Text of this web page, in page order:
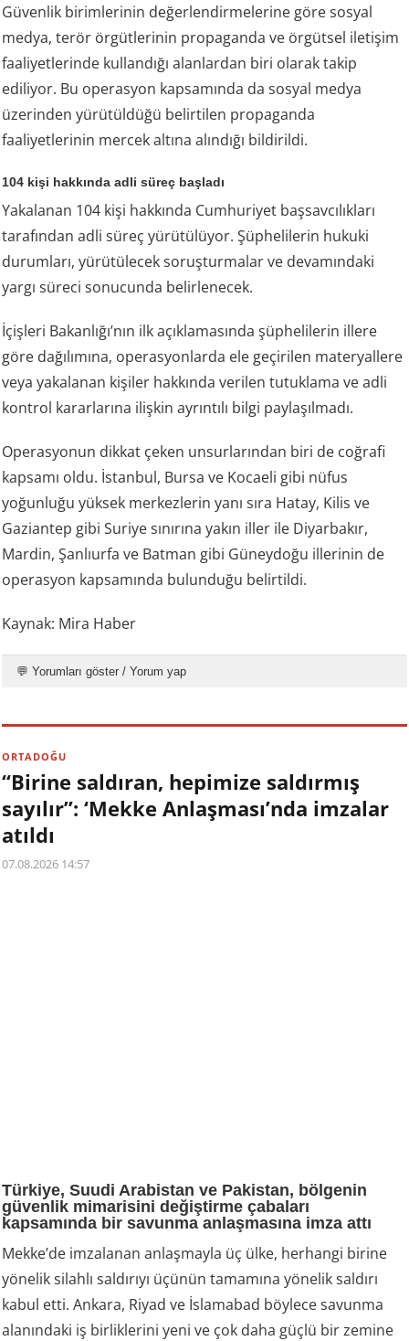
Güvenlik birimlerinin değerlendirmelerine göre sosyal
medya, terör örgütlerinin propaganda ve örgütsel iletişim
faaliyetlerinde kullandığı alanlardan biri olarak takip
ediliyor. Bu operasyon kapsamında da sosyal medya
üzerinden yürütüldüğü belirtilen propaganda
faaliyetlerinin mercek altına alındığı bildirildi.
104 kişi hakkında adli süreç başladı
Yakalanan 104 kişi hakkında Cumhuriyet başsavcılıkları
tarafından adli süreç yürütülüyor. Şüphelilerin hukuki
durumları, yürütülecek soruşturmalar ve devamındaki
yargı süreci sonucunda belirlenecek.
İçişleri Bakanlığı’nın ilk açıklamasında şüphelilerin illere
göre dağılımına, operasyonlarda ele geçirilen materyallere
veya yakalanan kişiler hakkında verilen tutuklama ve adli
kontrol kararlarına ilişkin ayrıntılı bilgi paylaşılmadı.
Operasyonun dikkat çeken unsurlarından biri de coğrafi
kapsamı oldu. İstanbul, Bursa ve Kocaeli gibi nüfus
yoğunluğu yüksek merkezlerin yanı sıra Hatay, Kilis ve
Gaziantep gibi Suriye sınırına yakın iller ile Diyarbakır,
Mardin, Şanlıurfa ve Batman gibi Güneydoğu illerinin de
operasyon kapsamında bulunduğu belirtildi.
Kaynak: Mira Haber
💬 Yorumları göster / Yorum yap
ORTADOĞU
“Birine saldıran, hepimize saldırmış
sayılır”: ‘Mekke Anlaşması’nda imzalar
atıldı
07.08.2026 14:57
Türkiye, Suudi Arabistan ve Pakistan, bölgenin
güvenlik mimarisini değiştirme çabaları
kapsamında bir savunma anlaşmasına imza attı
Mekke’de imzalanan anlaşmayla üç ülke, herhangi birine
yönelik silahlı saldırıyı üçünün tamamına yönelik saldırı
kabul etti. Ankara, Riyad ve İslamabad böylece savunma
alanındaki iş birliklerini yeni ve çok daha güçlü bir zemine